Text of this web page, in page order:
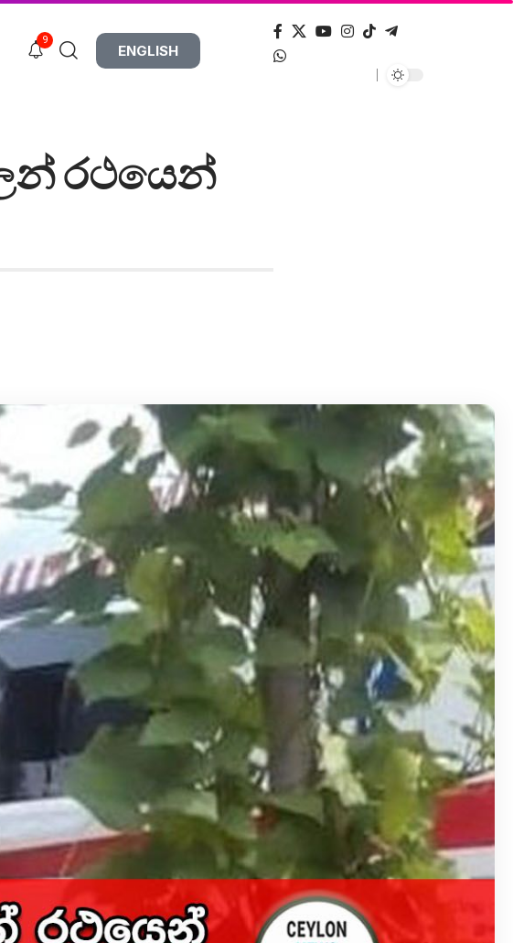
9
ENGLISH
රථයෙන්